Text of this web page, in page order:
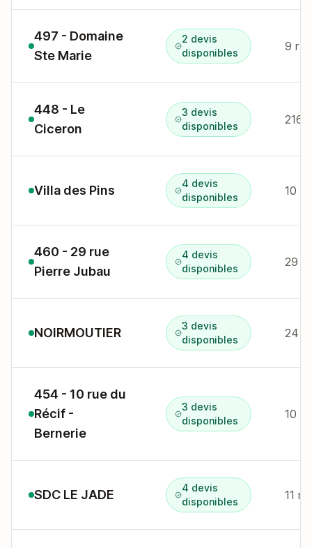
497 - Domaine
Ste Marie
2 devis
disponibles
9 r
448 - Le
Ciceron
3 devis
disponibles
Villa des Pins
4 devis
disponibles
460 - 29 rue
Pierre Jubau
4 devis
disponibles
29 r
NOIRMOUTIER
3 devis
disponibles
454 - 10 rue du
Récif -
Bernerie
3 devis
disponibles
10 r
SDC LE JADE
4 devis
disponibles
11 r